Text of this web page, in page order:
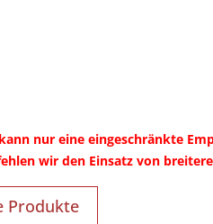
nur eine eingeschränkte
wir den Einsatz von
Produkte